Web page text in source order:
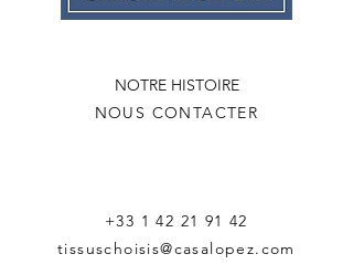
NOTRE HISTOIRE
NOUS CONTACTER
+33 1 42 21 91 42
tissuschoisis@casalopez.com